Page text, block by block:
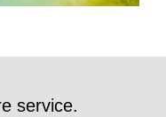
service.